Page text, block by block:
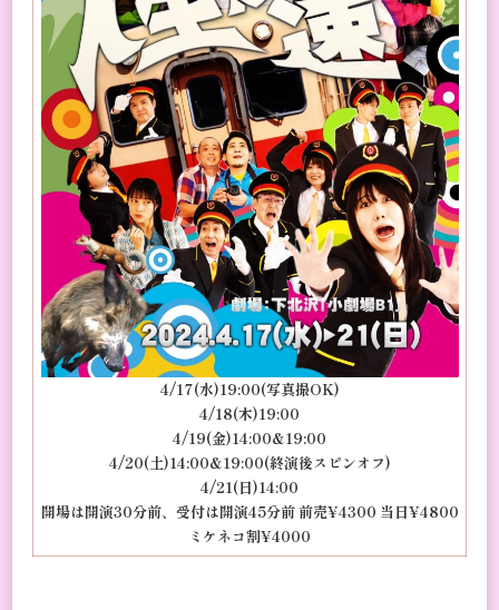
4/17(水)19:00(写真撮OK)
4/18(木)19:00
4/19(金)14:00&19:00
4/20(土)14:00&19:00(終演後スピンオフ)
4/21(日)14:00
開場は開演30分前、受付は開演45分前 前売¥4300 当日¥4800
ミケネコ割¥4000